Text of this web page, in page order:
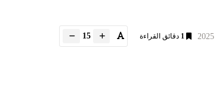
1 دقائق القراءة 15